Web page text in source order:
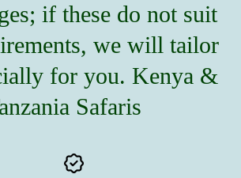
if these do not suit
we will tailor
for you. Kenya &
Safaris